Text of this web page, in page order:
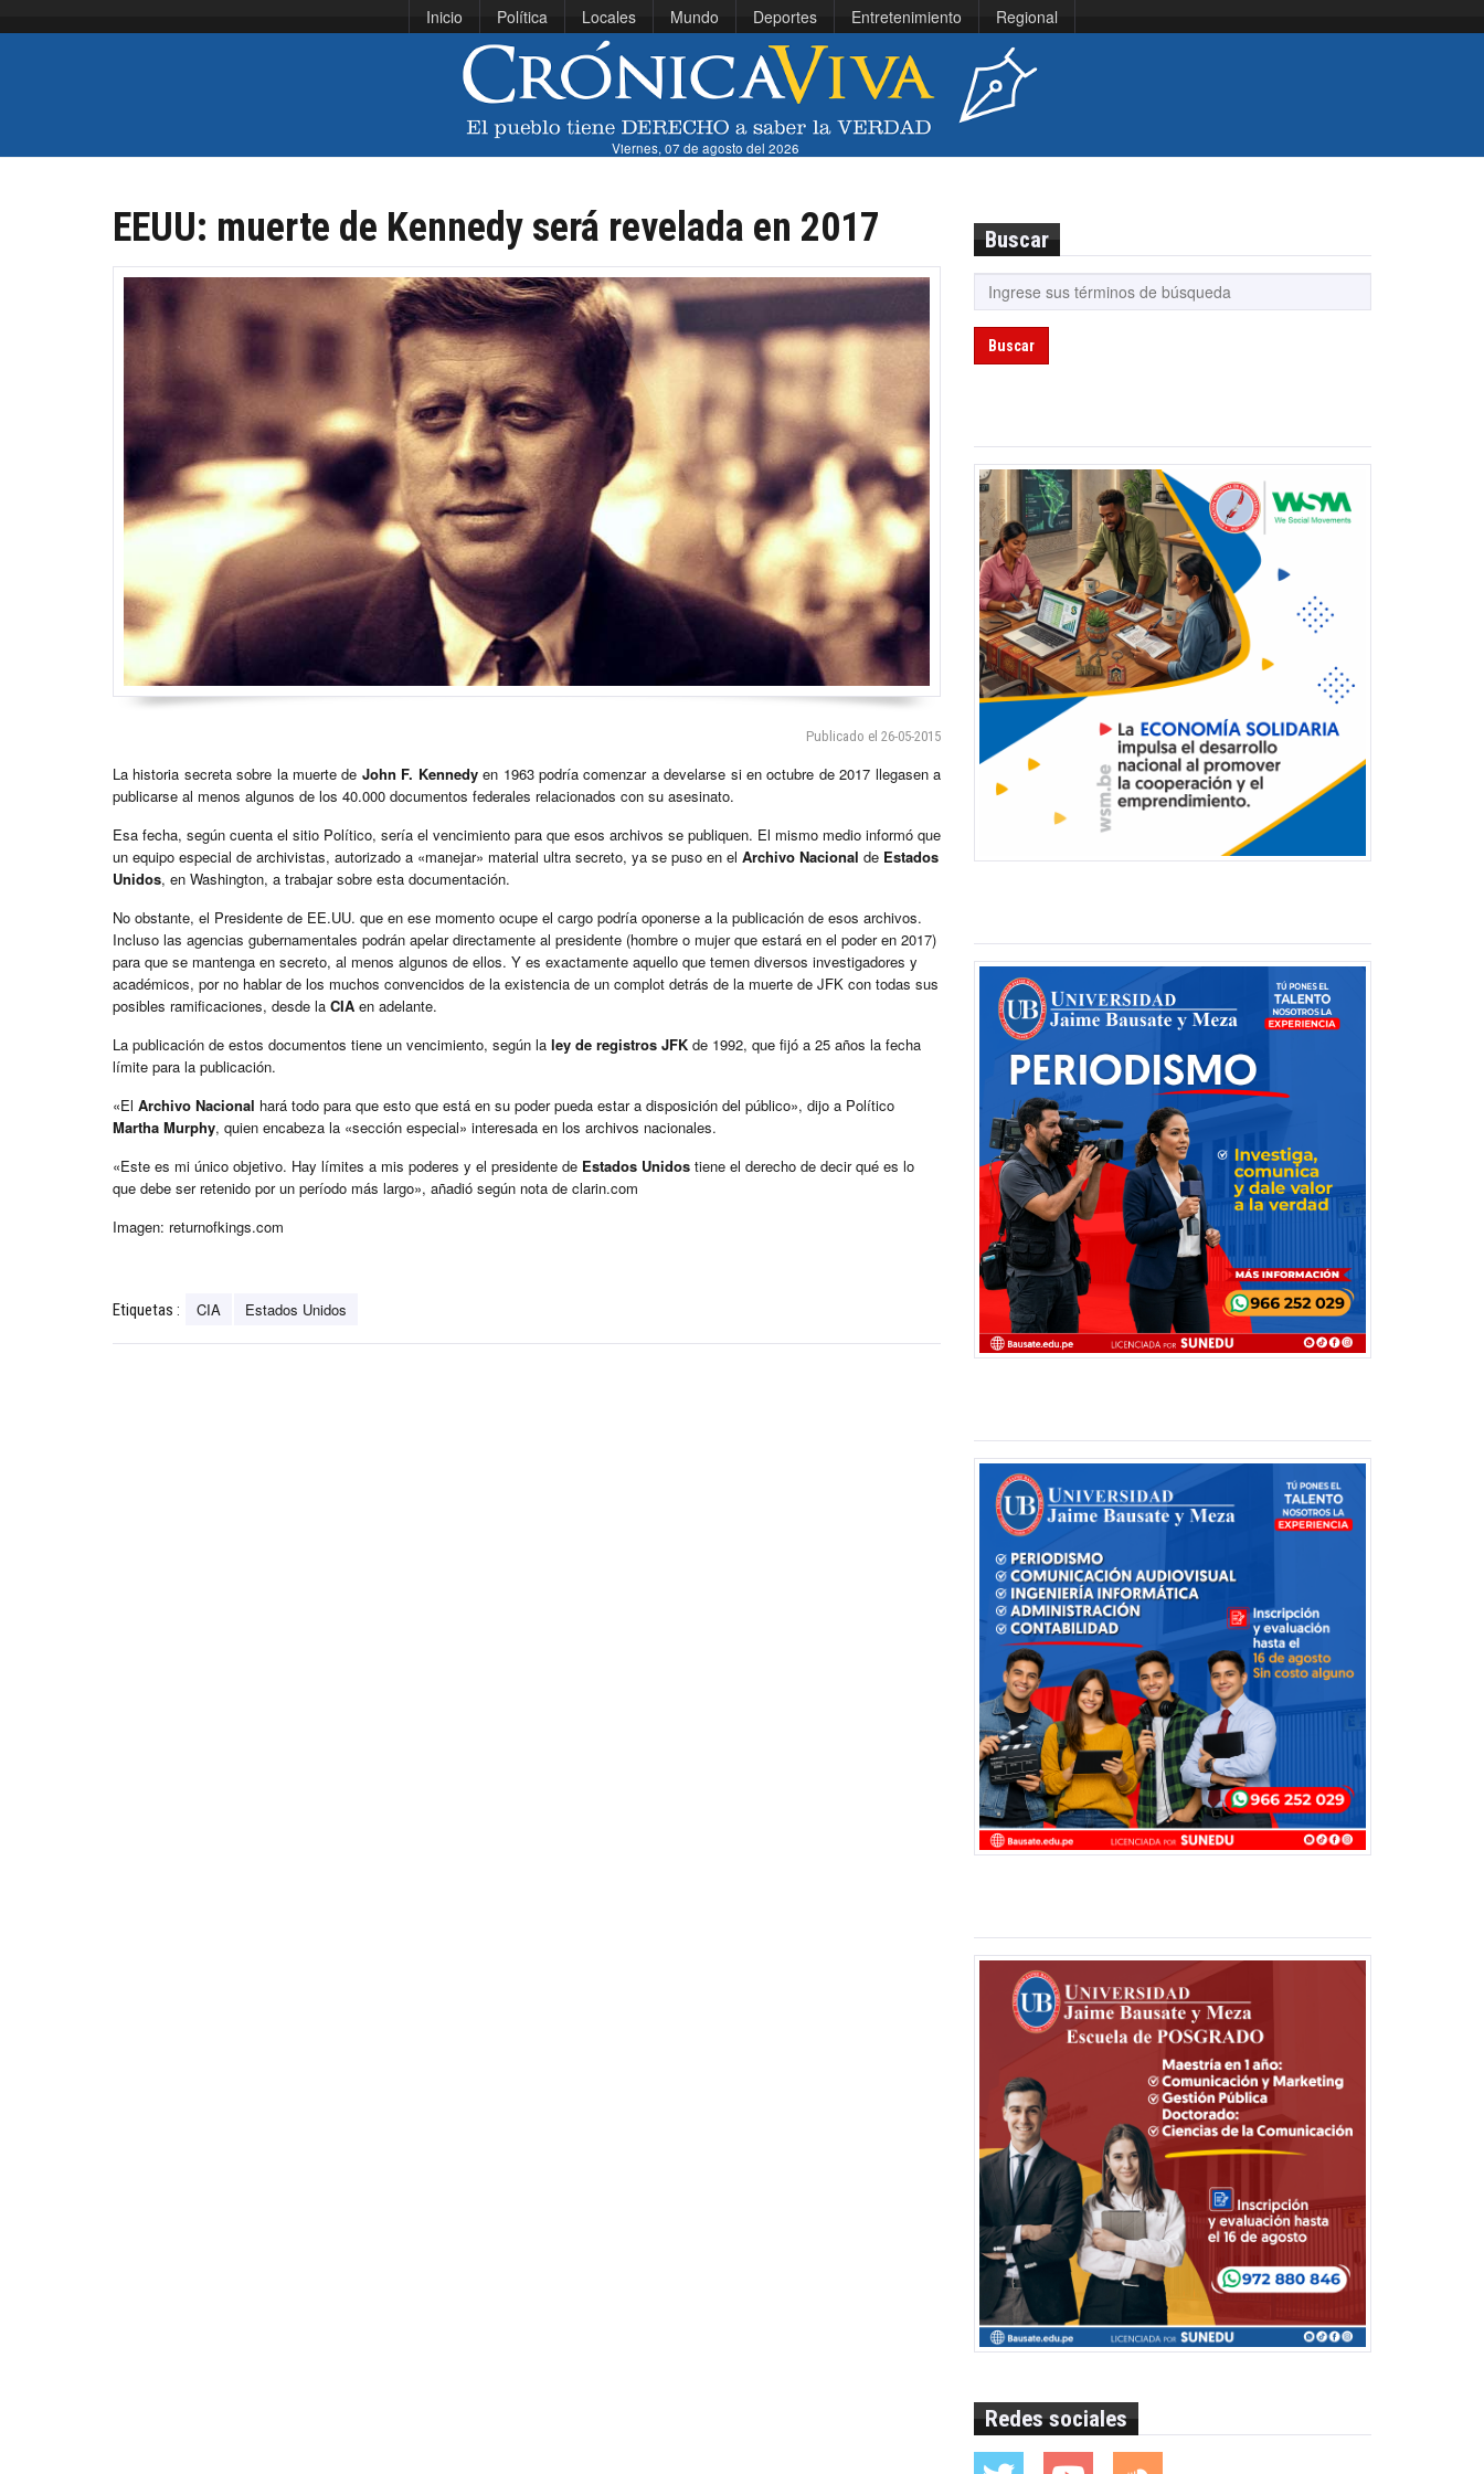
Inicio Política Locales Mundo Deportes Entretenimiento Regional
Viernes, 07 de agosto del 2026
EEUU: muerte de Kennedy será revelada en 2017
Publicado el 26-05-2015
La historia secreta sobre la muerte de John F. Kennedyen 1963 podría comenzar a develarse si en octubre de 2017 llegasen a
publicarse al menos algunos de los 40.000 documentos federales relacionados con su asesinato.
Esa fecha, según cuenta el sitio Político, sería el vencimiento para que esos archivos se publiquen. El mismo medio informó que
un equipo especial de archivistas, autorizado a «manejar» material ultra secreto, ya se puso en el Archivo Nacional de Estados
Unidos, en Washington, a trabajar sobre esta documentación.
No obstante, el Presidente de EE.UU. que en ese momento ocupe el cargo podría oponerse a la publicación de esos archivos.
Incluso las agencias gubernamentales podrán apelar directamente al presidente (hombre o mujer que estará en el poder en 2017)
para que se mantenga en secreto, al menos algunos de ellos. Y es exactamente aquello que temen diversos investigadores y
académicos, por no hablar de los muchos convencidos de la existencia de un complot detrás de la muerte de JFK con todas sus
posibles ramificaciones, desde la CIA en adelante.
La publicación de estos documentos tiene un vencimiento, según la ley de registros JFK de 1992, que fijó a 25 años la fecha
límite para la publicación.
«El Archivo Nacional hará todo para que esto que está en su poder pueda estar a disposición del público», dijo a Político
Martha Murphy, quien encabeza la «sección especial» interesada en los archivos nacionales.
«Este es mi único objetivo. Hay límites a mis poderes y el presidente de Estados Unidos tiene el derecho de decir qué es lo
que debe ser retenido por un período más largo», añadió según nota de clarin.com
Imagen: returnofkings.com
Etiquetas : CIA Estados Unidos
Buscar
Buscar
Redes sociales